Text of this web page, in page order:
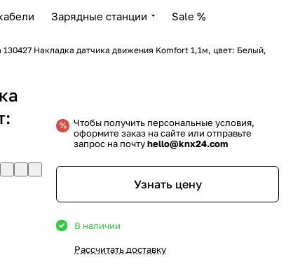
Зарядные станции Sale %
130427 Накладка датчика движения Komfort 1,1м, цвет: Белый,
Чтобы получить персональные условия,
оформите заказ на сайте или отправьте
запрос на почтуhello@knx24.com
Узнать цену
В наличии
Рассчитать доставку